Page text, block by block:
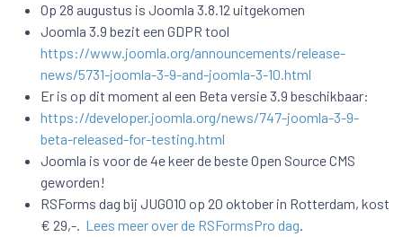
Op 28 augustus is Joomla 3.8.12 uitgekomen
Joomla 3.9 bezit een GDPR tool
https://www.joomla.org/announcements/release-
news/5731-joomla-3-9-and-joomla-3-10.html
Er is op dit moment al een Beta versie 3.9 beschikbaar:
https://developer.joomla.org/news/747-joomla-3-9-
beta-released-for-testing.html
Joomla is voor de 4e keer de beste Open Source CMS
geworden!
RSForms dag bij JUG010 op 20 oktober in Rotterdam, kost
€ 29,-. Lees meer over de RSFormsPro dag.